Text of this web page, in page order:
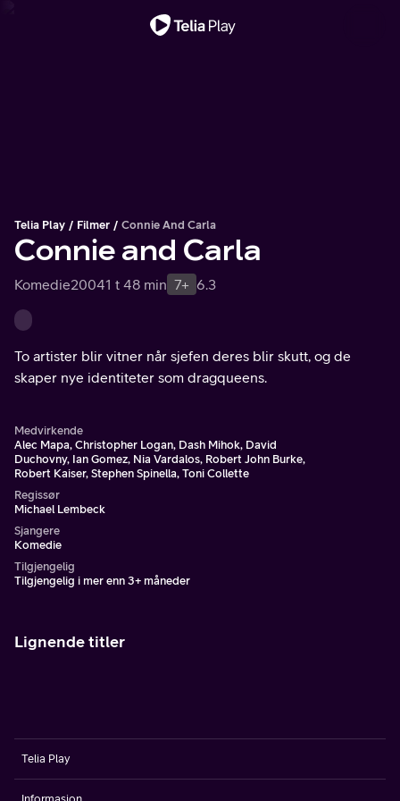
Telia Play Filmer Connie And Carla
Connie and Carla
Komedie20041 t 48 min 7+ 6.3
To artister blir vitner når sjefen deres blir skutt, og de
skaper nye identiteter som dragqueens.
Medvirkende
Alec Mapa, Christopher Logan, Dash Mihok, David
Duchovny, Ian Gomez, Nia Vardalos, Robert John Burke,
Robert Kaiser, Stephen Spinella, Toni Collette
Regissør
Michael Lembeck
Sjangere
Komedie
Tilgjengelig
Tilgjengelig i mer enn 3+ måneder
Lignende titler
Telia Play